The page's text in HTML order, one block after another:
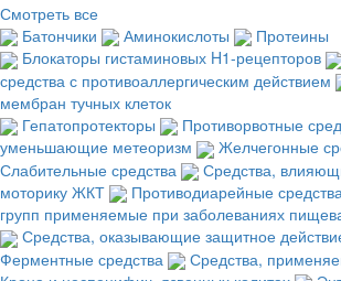
Смотреть все
Батончики
Аминокислоты
Протеины
Блокаторы гистаминовых H1-рецепторов
средства с противоаллергическим действием
мембран тучных клеток
Гепатопротекторы
Противорвотные
уменьшающие метеоризм
Желчегонные
Слабительные средства
Средства,
моторику ЖКТ
Противодиарейные средства
групп применяемые при заболеваниях
Средства, оказывающие защитное
Ферментные средства
Средства,